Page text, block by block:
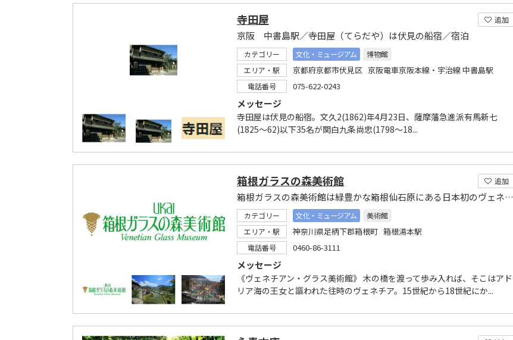
追加
寺田屋
京阪 中書島駅／寺田屋（てらだや）は伏見の船宿／宿泊
カテゴリー 文化・ミュージアム
博物館
エリア・駅
京都府京都市伏見区 京阪電車京阪本線・宇治線 中書島駅
電話番号 075-622-0243
メッセージ
寺田屋は伏見の船宿。文久2(1862)年4月23日、薩摩藩急進派有馬新七
(1825～62)以下35名が関白九条尚忠(1798～18...
追加
箱根ガラスの森美術館
箱根ガラスの森美術館は緑豊かな箱根仙石原にある日本初のヴェネチアン・グラス専門の美術館です
カテゴリー 文化・ミュージアム
美術館
エリア・駅
神奈川県足柄下郡箱根町 箱根湯本駅
電話番号 0460-86-3111
メッセージ
《ヴェネチアン・グラス美術館》 木の橋を渡って歩み入れば、そこはアド
リア海の王女と謳われた往時のヴェネチア。15世紀から18世紀にか...